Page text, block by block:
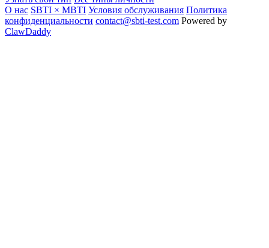
О нас SBTI × MBTI Условия обслуживания Политика
конфиденциальности contact@sbti-test.com Powered by
ClawDaddy